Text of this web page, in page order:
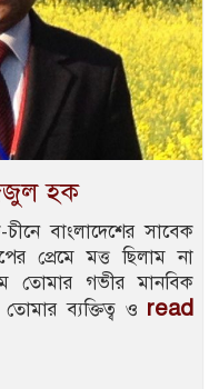
হক
বাংলাদেশের সাবেক
প্রেমে মত্ত ছিলাম না
তোমার গভীর মানবিক
ব্যক্তিত্ব ও read